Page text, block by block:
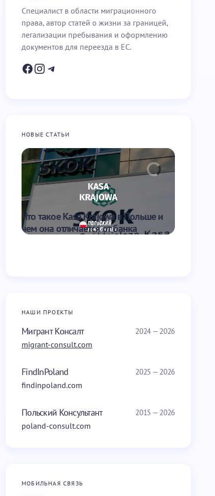
Специалист в области миграционного
права, автор статей о жизни за границей,
легализации пребывания и оформлению
документов для переезда в ЕС.
НОВЫЕ СТАТЬИ
Что такое Kasa Krajowa в Польше и
чем она отличается от банка
НАШИ ПРОЕКТЫ
Мигрант Консалт 2024 — 2026
migrant-consult.com
FindInPoland 2025 — 2026
findinpoland.com
Польский Консультант 2015 — 2026
poland-consult.com
МОБИЛЬНАЯ СВЯЗЬ